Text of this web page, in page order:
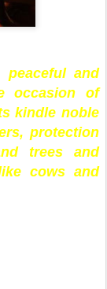
peaceful and
occasion of
kindle noble
protection
trees and
cows and